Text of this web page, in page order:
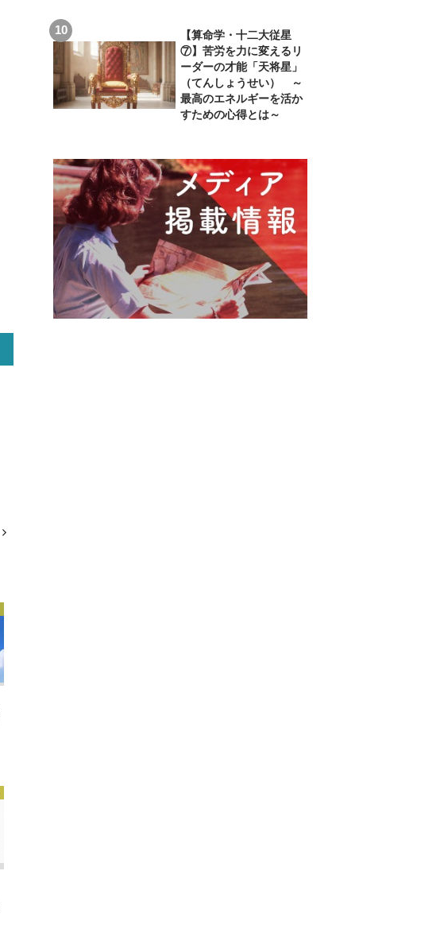
【算命学・十二大従星
⑦】苦労を力に変えるリ
ーダーの才能「天将星」
（てんしょうせい） ～
最高のエネルギーを活か
すための心得とは～